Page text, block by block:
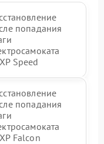
попадания
Speed
попадания
Falcon